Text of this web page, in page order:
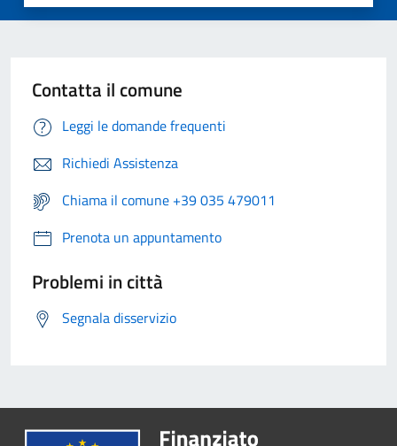
Contatta il comune
Leggi le domande frequenti
Richiedi Assistenza
Chiama il comune +39 035 479011
Prenota un appuntamento
Problemi in città
Segnala disservizio